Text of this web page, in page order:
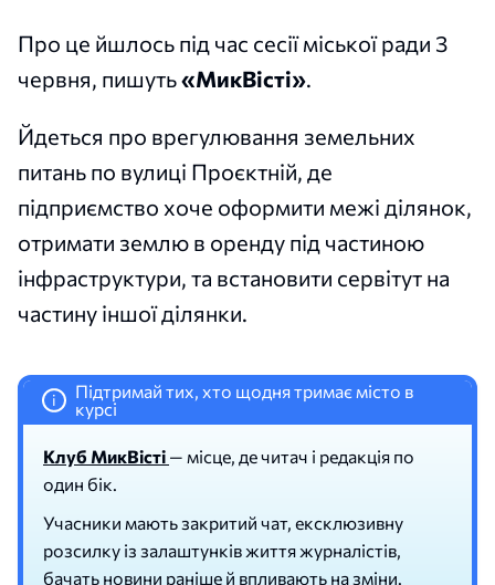
Про це йшлось під час сесії міської ради 3
червня, пишуть«МикВісті».
Йдеться про врегулювання земельних
питань по вулиці Проєктній, де
підприємство хоче оформити межі ділянок,
отримати землю в оренду під частиною
інфраструктури, та встановити сервітут на
частину іншої ділянки.
i
Підтримай тих, хто щодня тримає місто в
курсі
Клуб МикВісті — місце, де читач і редакція по
один бік.
Учасники мають закритий чат, ексклюзивну
розсилку із залаштунків життя журналістів,
бачать новини раніше й впливають на зміни.